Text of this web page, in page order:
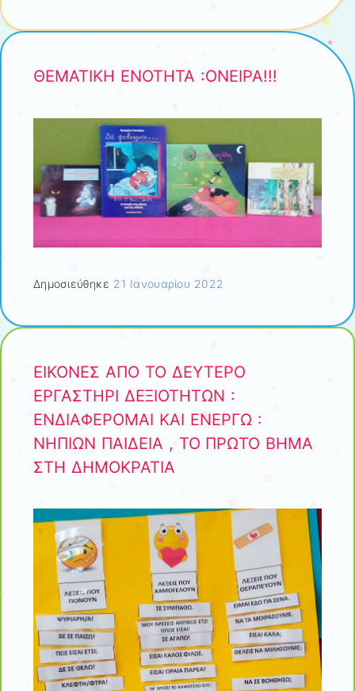
ΘΕΜΑΤΙΚΗ ΕΝΟΤΗΤΑ :ΟΝΕΙΡΑ!!!
Δημοσιεύθηκε 21 Ιανουαρίου 2022
ΕΙΚΟΝΕΣ ΑΠΟ ΤΟ ΔΕΥΤΕΡΟ
ΕΡΓΑΣΤΗΡΙ ΔΕΞΙΟΤΗΤΩΝ :
ΕΝΔΙΑΦΕΡΟΜΑΙ ΚΑΙ ΕΝΕΡΓΩ :
ΝΗΠΙΩΝ ΠΑΙΔΕΙΑ , ΤΟ ΠΡΩΤΟ ΒΗΜΑ
ΣΤΗ ΔΗΜΟΚΡΑΤΙΑ